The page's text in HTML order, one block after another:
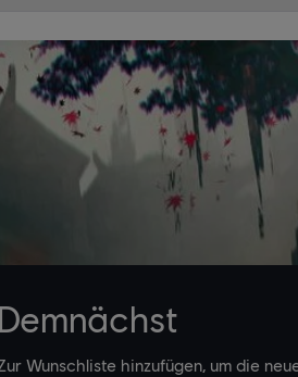
Demnächst
Wunschliste hinzufügen, um die